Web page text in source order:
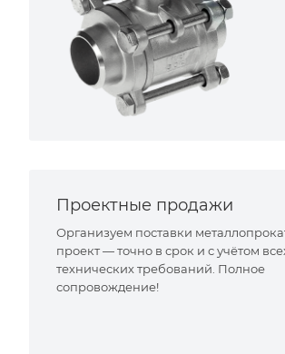
Проектные продажи
Организуем поставки
проект — точно в срок и с учётом
технических требований. Полное
сопровождение!